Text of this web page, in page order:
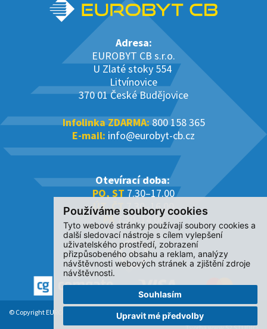
Používáme soubory cookies
Tyto webové stránky používají soubory cookies a
další sledovací nástroje s cílem vylepšení
uživatelského prostředí, zobrazení
přizpůsobeného obsahu a reklam, analýzy
návštěvnosti webových stránek a zjištění zdroje
návštěvnosti.
Souhlasím
Upravit mé předvolby
Adresa:
EUROBYT CB s.r.o.
U Zlaté stoky 554
Litvínovice
370 01 České Budějovice
Infolinka ZDARMA:800 158 365
E-mail: info@eurobyt-cb.cz
Otevírací doba:
PO, ST 7.30–17.00
ÚT, ČT7.30–16.00
PÁ7.30–14.00
© Copyright EUROBYT CB s.r.o. 2017-2026. All Rights Reserved.